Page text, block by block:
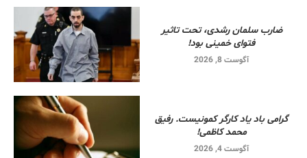
ضارب سلمان رشدی، تحت تاثیر
فتوای خمینی بود!
آگوست 8, 2026
گرامی باد یاد کارگر کمونیست. رفیق
محمد کاظمی!
آگوست 4, 2026